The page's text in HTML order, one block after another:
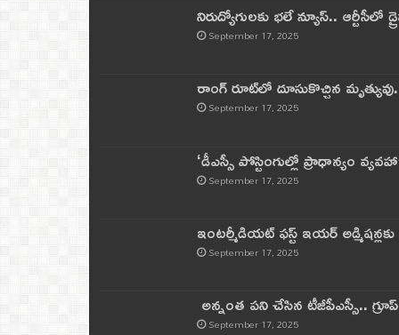
నిరుద్యోగులకు భలే న్యూస్.. ఆర్టీసీలో
September 17, 2025
రాంగ్ రూట్‌లో దూసుకొచ్చిన
September 17, 2025
‘డీఎస్సీ పోస్టింగుల్లో ప్రాధాన్యం
September 17, 2025
ఇంటర్మీడియట్ ఫస్ట్‌ ఇయర్‌
September 17, 2025
అన్నంత పని చేసిన టీజీపీఎస్సీ..
September 17, 2025